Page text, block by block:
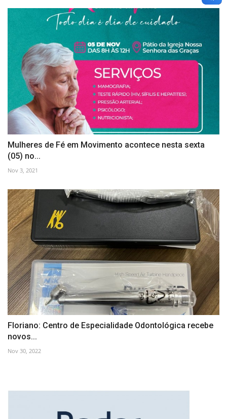
Mulheres de Fé em Movimento acontece nesta sexta
(05) no...
Nov 3, 2021
Floriano: Centro de Especialidade Odontológica recebe
novos...
Nov 30, 2022